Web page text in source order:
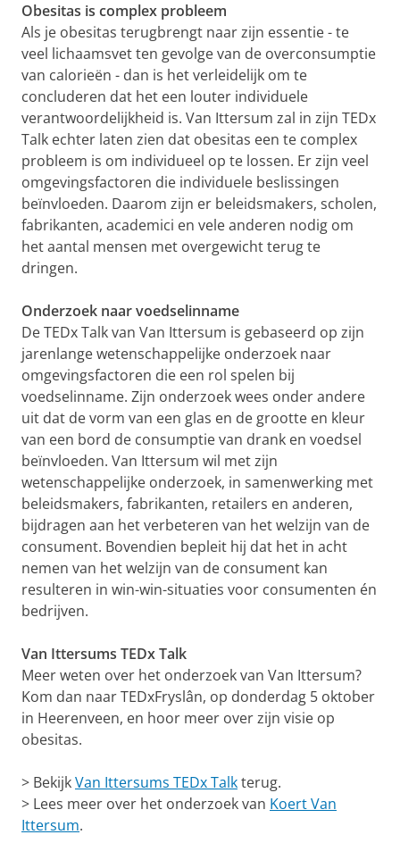
Obesitas is complex probleem
Als je obesitas terugbrengt naar zijn essentie - te
veel lichaamsvet ten gevolge van de overconsumptie
van calorieën - dan is het verleidelijk om te
concluderen dat het een louter individuele
verantwoordelijkheid is. Van Ittersum zal in zijn TEDx
Talk echter laten zien dat obesitas een te complex
probleem is om individueel op te lossen. Er zijn veel
omgevingsfactoren die individuele beslissingen
beïnvloeden. Daarom zijn er beleidsmakers, scholen,
fabrikanten, academici en vele anderen nodig om
het aantal mensen met overgewicht terug te
dringen.
Onderzoek naar voedselinname
De TEDx Talk van Van Ittersum is gebaseerd op zijn
jarenlange wetenschappelijke onderzoek naar
omgevingsfactoren die een rol spelen bij
voedselinname. Zijn onderzoek wees onder andere
uit dat de vorm van een glas en de grootte en kleur
van een bord de consumptie van drank en voedsel
beïnvloeden. Van Ittersum wil met zijn
wetenschappelijke onderzoek, in samenwerking met
beleidsmakers, fabrikanten, retailers en anderen,
bijdragen aan het verbeteren van het welzijn van de
consument. Bovendien bepleit hij dat het in acht
nemen van het welzijn van de consument kan
resulteren in win-win-situaties voor consumenten én
bedrijven.
Van Ittersums TEDx Talk
Meer weten over het onderzoek van Van Ittersum?
Kom dan naar TEDxFryslân, op donderdag 5 oktober
in Heerenveen, en hoor meer over zijn visie op
obesitas.
> BekijkVan Ittersums TEDx Talkterug.
> Lees meer over het onderzoek van Koert Van
Ittersum.